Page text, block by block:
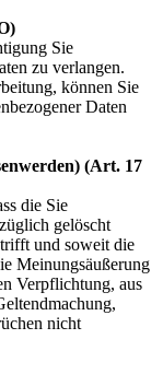
Sie
zu verlangen.
können Sie
Daten
(Art. 17
die Sie
gelöscht
und soweit die
Meinungsäußerung
Verpflichtung, aus
nicht